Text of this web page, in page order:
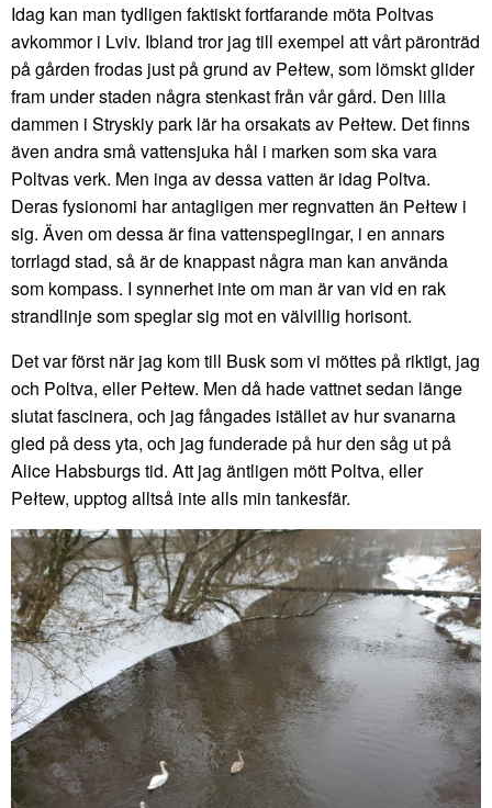
Idag kan man tydligen faktiskt fortfarande möta Poltvas
avkommor i Lviv. Ibland tror jag till exempel att vårt päronträd
på gården frodas just på grund av Pełtew, som lömskt glider
fram under staden några stenkast från vår gård. Den lilla
dammen i Stryskiy park lär ha orsakats av Pełtew. Det finns
även andra små vattensjuka hål i marken som ska vara
Poltvas verk. Men inga av dessa vatten är idag Poltva.
Deras fysionomi har antagligen mer regnvatten än Pełtew i
sig. Även om dessa är fina vattenspeglingar, i en annars
torrlagd stad, så är de knappast några man kan använda
som kompass. I synnerhet inte om man är van vid en rak
strandlinje som speglar sig mot en välvillig horisont.
Det var först när jag kom till Busk som vi möttes på riktigt, jag
och Poltva, eller Pełtew. Men då hade vattnet sedan länge
slutat fascinera, och jag fångades istället av hur svanarna
gled på dess yta, och jag funderade på hur den såg ut på
Alice Habsburgs tid. Att jag äntligen mött Poltva, eller
Pełtew, upptog alltså inte alls min tankesfär.